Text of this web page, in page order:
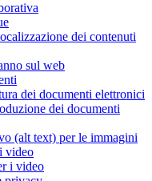
dei contenuti
sul web
dei documenti elettronici
dei documenti
(alt text) per le immagini
video
i video